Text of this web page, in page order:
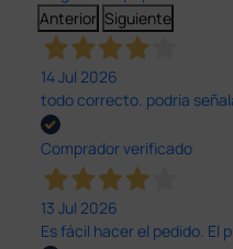
Anterior Siguiente
14 Jul 2026
todo correcto. podria
Comprador verificado
13 Jul 2026
Es fácil hacer el pedido.